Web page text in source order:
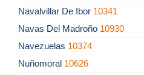
Navalvillar De Ibor 10341
Navas Del Madroño 10930
Navezuelas 10374
Nuñomoral 10626